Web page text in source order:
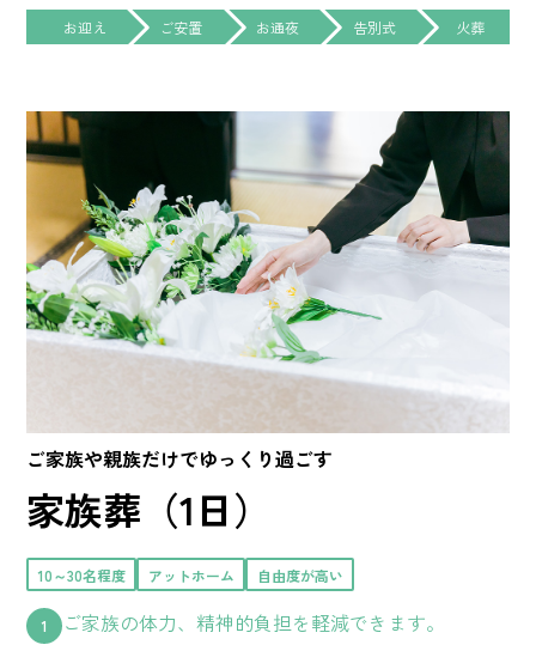
お迎え ご安置 お通夜 告別式 火葬
ご家族や親族だけでゆっくり過ごす
家族葬（1日）
10～30名程度 アットホーム 自由度が高い
ご家族の体力、精神的負担を軽減できます。